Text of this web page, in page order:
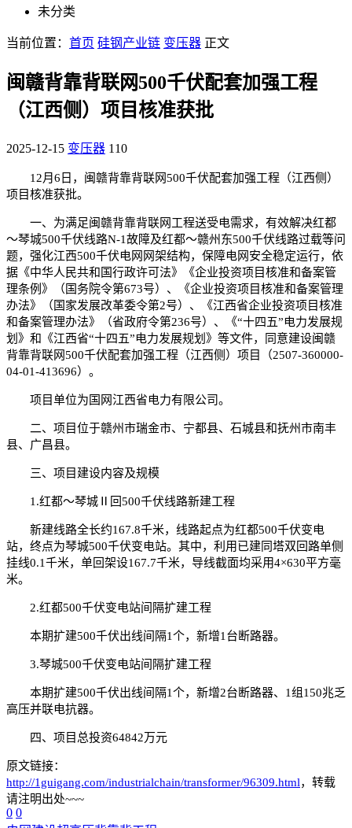
未分类
当前位置： 首页 硅钢产业链 变压器 正文
闽赣背靠背联网500千伏配套加强工程
（江西侧）项目核准获批
2025-12-15 变压器 110
12月6日，闽赣背靠背联网500千伏配套加强工程（江西侧）
项目核准获批。
一、为满足闽赣背靠背联网工程送受电需求，有效解决红都
～琴城500千伏线路N-1故障及红都～赣州东500千伏线路过载等问
题，强化江西500千伏电网网架结构，保障电网安全稳定运行，依
据《中华人民共和国行政许可法》《企业投资项目核准和备案管
理条例》（国务院令第673号）、《企业投资项目核准和备案管理
办法》（国家发展改革委令第2号）、《江西省企业投资项目核准
和备案管理办法》（省政府令第236号）、《“十四五”电力发展规
划》和《江西省“十四五”电力发展规划》等文件，同意建设闽赣
背靠背联网500千伏配套加强工程（江西侧）项目（2507-360000-
04-01-413696）。
项目单位为国网江西省电力有限公司。
二、项目位于赣州市瑞金市、宁都县、石城县和抚州市南丰
县、广昌县。
三、项目建设内容及规模
1.红都～琴城Ⅱ回500千伏线路新建工程
新建线路全长约167.8千米，线路起点为红都500千伏变电
站，终点为琴城500千伏变电站。其中，利用已建同塔双回路单侧
挂线0.1千米，单回架设167.7千米，导线截面均采用4×630平方毫
米。
2.红都500千伏变电站间隔扩建工程
本期扩建500千伏出线间隔1个，新增1台断路器。
3.琴城500千伏变电站间隔扩建工程
本期扩建500千伏出线间隔1个，新增2台断路器、1组150兆乏
高压并联电抗器。
四、项目总投资64842万元
原文链接：
http://1guigang.com/industrialchain/transformer/96309.html，转载
请注明出处~~~
0 0